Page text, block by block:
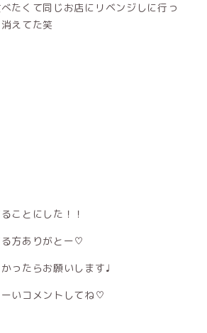
たくて同じお店にリベンジしに行っ
えてた笑
ことにした！！
方ありがとー♡
ったらお願いします♩
いコメントしてね♡